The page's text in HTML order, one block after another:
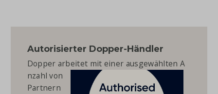
Autorisierter Dopper-Händler
Dopper arbeitet mit einer ausgewählten A
nzahl von
Partnern